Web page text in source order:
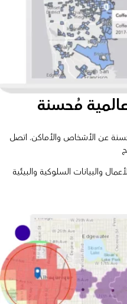
مُحسنة
عن الأشخاص والأماكن. اتصل
والبيانات السلوكية والبيئية